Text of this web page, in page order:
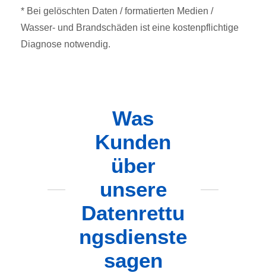
* Bei gelöschten Daten / formatierten Medien /
Wasser- und Brandschäden ist eine kostenpflichtige
Diagnose notwendig.
Was
Kunden
über
unsere
Datenrettu
ngsdienste
sagen